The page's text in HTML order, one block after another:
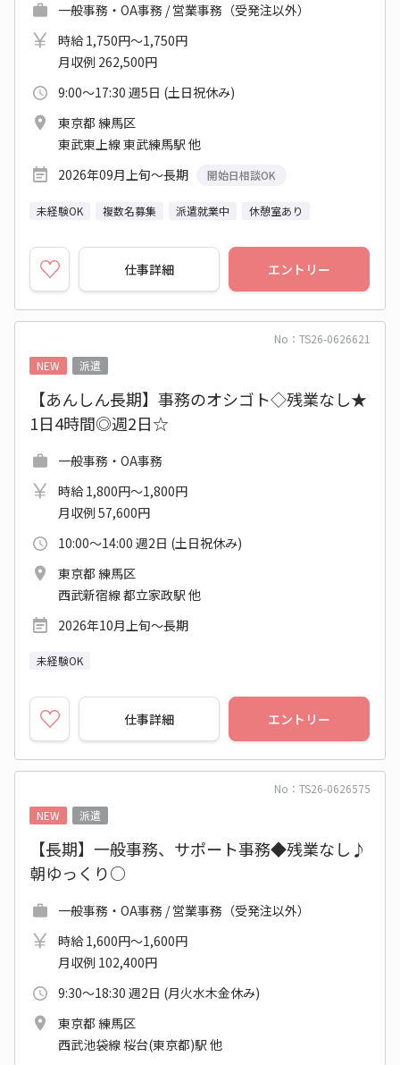
一般事務・OA事務 / 営業事務（受発注以外）
時給 1,750円～1,750円
月収例 262,500円
9:00～17:30 週5日 (土日祝休み)
東京都 練馬区
東武東上線 東武練馬駅 他
2026年09月上旬～長期
開始日相談OK
未経験OK 複数名募集 派遣就業中 休憩室あり
仕事詳細 エントリー
No：TS26-0626621
NEW
派遣
【あんしん長期】事務のオシゴト◇残業なし★
1日4時間◎週2日☆
一般事務・OA事務
時給 1,800円～1,800円
月収例 57,600円
10:00～14:00 週2日 (土日祝休み)
東京都 練馬区
西武新宿線 都立家政駅 他
2026年10月上旬～長期
未経験OK
仕事詳細 エントリー
No：TS26-0626575
NEW
派遣
【長期】一般事務、サポート事務◆残業なし♪
朝ゆっくり○
一般事務・OA事務 / 営業事務（受発注以外）
時給 1,600円～1,600円
月収例 102,400円
9:30～18:30 週2日 (月火水木金休み)
東京都 練馬区
西武池袋線 桜台(東京都)駅 他